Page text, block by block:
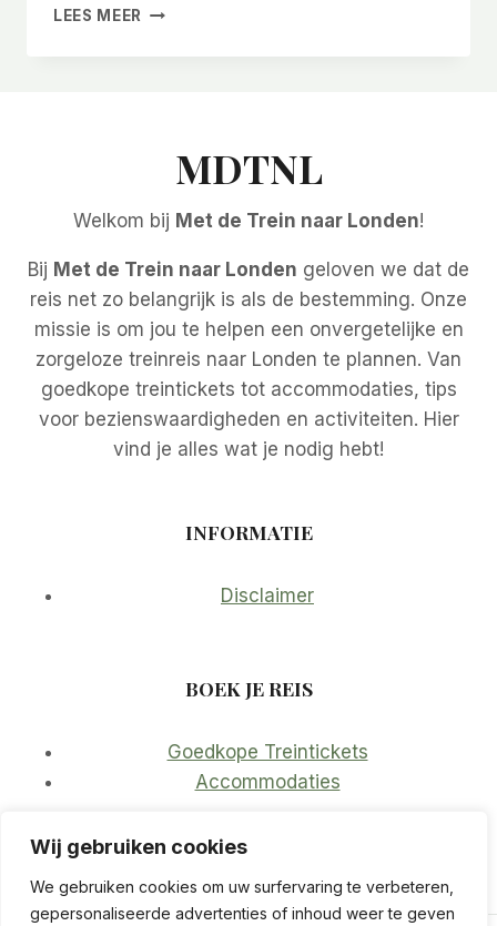
Wij gebruiken cookies
We gebruiken cookies om uw surfervaring te verbeteren,
gepersonaliseerde advertenties of inhoud weer te geven
LEES MEER BUDGETTIPS
MDTNL
Welkom bij Met de Trein naar Londen!
Bij Met de Trein naar Londen geloven we dat de
reis net zo belangrijk is als de bestemming. Onze
missie is om jou te helpen een onvergetelijke en
zorgeloze treinreis naar Londen te plannen. Van
goedkope treintickets tot accommodaties, tips
voor bezienswaardigheden en activiteiten. Hier
vind je alles wat je nodig hebt!
INFORMATIE
Disclaimer
BOEK JE REIS
Goedkope Treintickets
Accommodaties